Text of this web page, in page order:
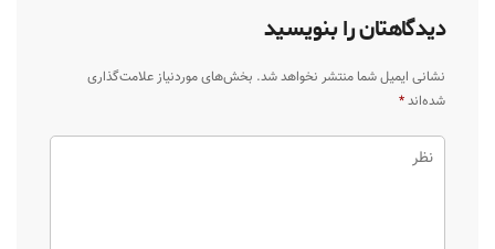
دیدگاهتان را بنویسید
نشانی ایمیل شما منتشر نخواهد شد. بخش‌های موردنیاز علامت‌گذاری
شده‌اند*